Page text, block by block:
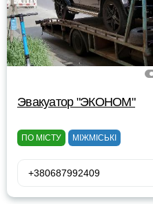
Эвакуатор "ЭКОНОМ"
ПО МІСТУ МІЖМІСЬКІ
+380687992409